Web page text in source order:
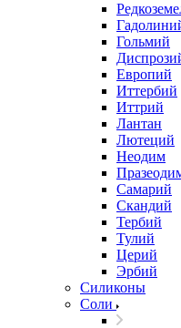
Гольмий
Европий
Иттербий
Иттрий
Лантан
Лютеций
Неодим
Самарий
Скандий
Тербий
Тулий
Церий
Эрбий
Силиконы
Соли